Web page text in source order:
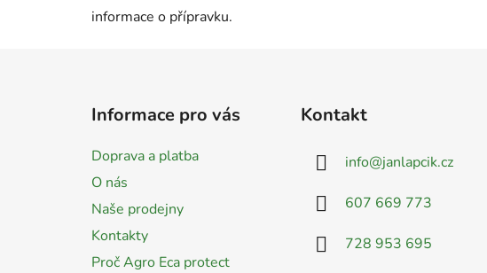
informace o přípravku.
Informace pro vás
Doprava a platba
O nás
Naše prodejny
Kontakty
Proč Agro Eca protect
Kontakt
info@janlapcik.cz
607 669 773
728 953 695